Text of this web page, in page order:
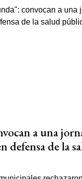
a una
defensa de la